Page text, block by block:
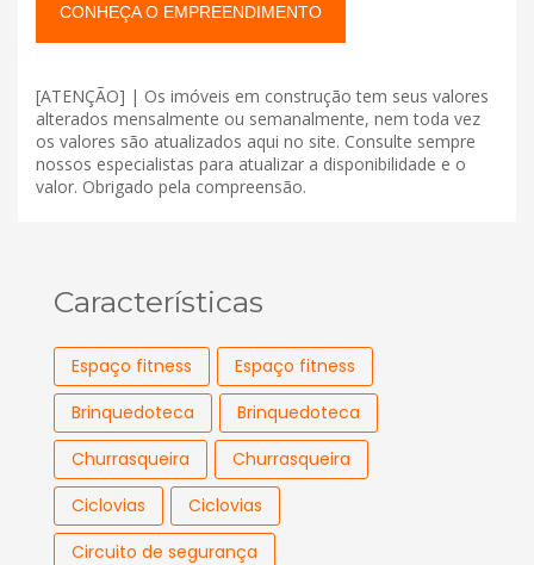
CONHEÇA O EMPREENDIMENTO
[ATENÇÃO] | Os imóveis em construção tem seus valores
alterados mensalmente ou semanalmente, nem toda vez
os valores são atualizados aqui no site. Consulte sempre
nossos especialistas para atualizar a disponibilidade e o
valor. Obrigado pela compreensão.
Características
Espaço fitness
Espaço fitness
Brinquedoteca
Brinquedoteca
Churrasqueira
Churrasqueira
Ciclovias
Ciclovias
Circuito de segurança